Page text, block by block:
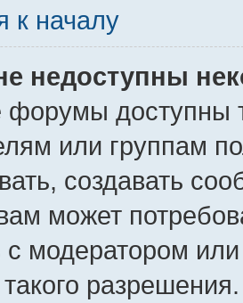
к началу
недоступны
форумы доступны
или группам
создавать
может
с модератором
разрешения.